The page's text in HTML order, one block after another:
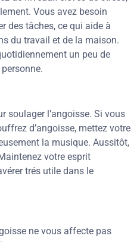
Vous avez besoin
des tâches, ce qui aide à
du travail et de la maison.
un peu de
soulager l’angoisse. Si vous
d’angoisse, mettez votre
la musique. Aussitôt,
votre esprit
trés utile dans le
ne vous affecte pas